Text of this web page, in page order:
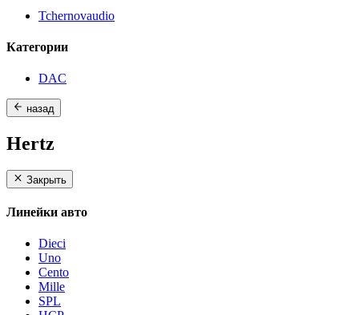
Tchernovaudio
Категории
DAC
назад
Hertz
Закрыть
Линейки авто
Dieci
Uno
Cento
Mille
SPL